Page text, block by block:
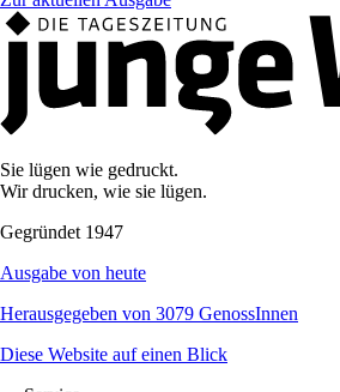
Sie lügen wie gedruckt.
Wir drucken, wie sie lügen.
Gegründet 1947
Ausgabe von heute
Herausgegeben von 3079 GenossInnen
Diese Website auf einen Blick